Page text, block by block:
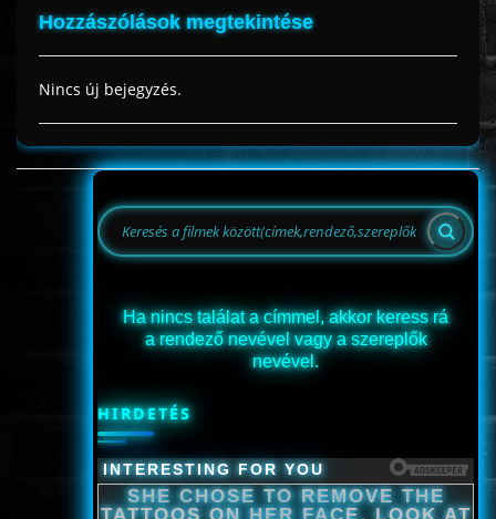
Hozzászólások megtekintése
Nincs új bejegyzés.
Ha nincs találat a címmel, akkor keress rá
a rendező nevével vagy a szereplők
nevével.
HIRDETÉS